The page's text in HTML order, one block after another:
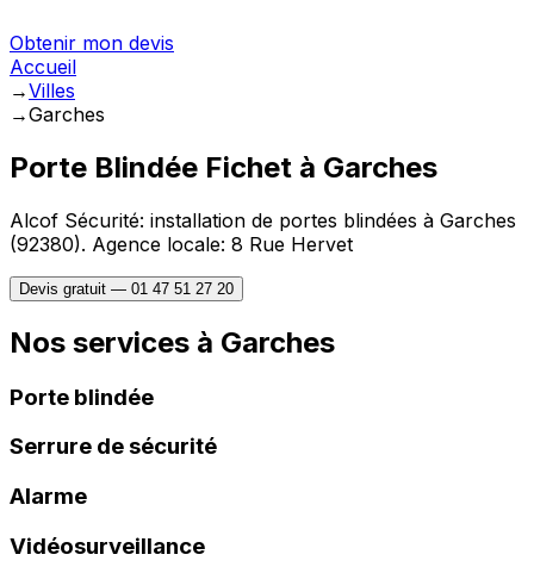
Obtenir mon devis
Accueil
→Villes
→Garches
Porte Blindée Fichet à Garches
Alcof Sécurité: installation de portes blindées à Garches
(92380). Agence locale: 8 Rue Hervet
Devis gratuit — 01 47 51 27 20
Nos services à Garches
Porte blindée
Serrure de sécurité
Alarme
Vidéosurveillance